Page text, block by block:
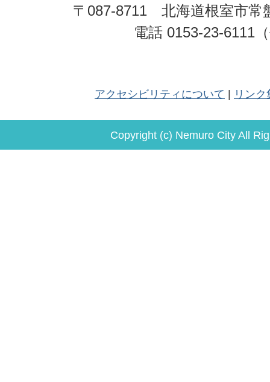
〒087-8711 北海道根室市常
電話 0153-23-6111
アクセシビリティについて リンク
Copyright (c) Nemuro City All